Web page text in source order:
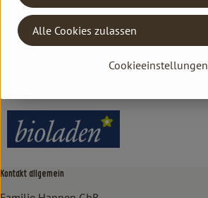
Hersteller: bioladen
Kontakt allgemein
Cookieeinstellungen
Alle Cookies zulassen